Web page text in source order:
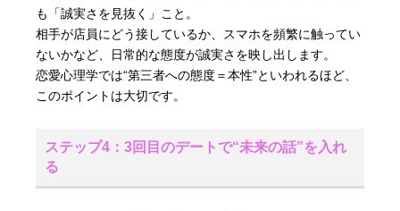
も「誠実さを見抜く」こと。
相手が店員にどう接しているか、スマホを頻繁に触ってい
ないかなど、日常的な態度が誠実さを映し出します。
恋愛心理学では“第三者への態度＝本性”といわれるほど、
このポイントは大切です。
ステップ4：3回目のデートで“未来の話”を入れ
る